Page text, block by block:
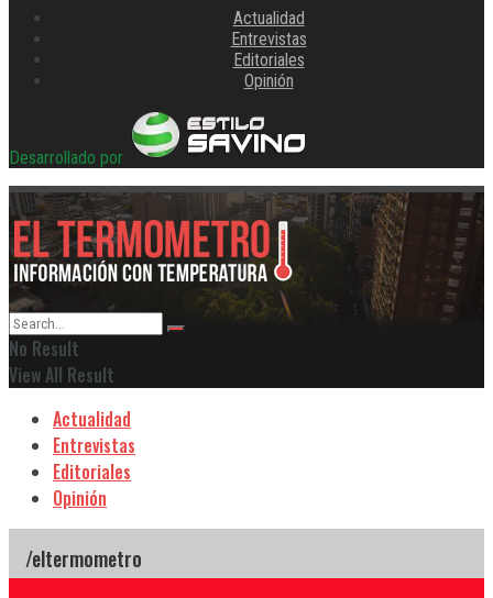
Actualidad
Entrevistas
Editoriales
Opinión
Desarrollado por
No Result
View All Result
Actualidad
Entrevistas
Editoriales
Opinión